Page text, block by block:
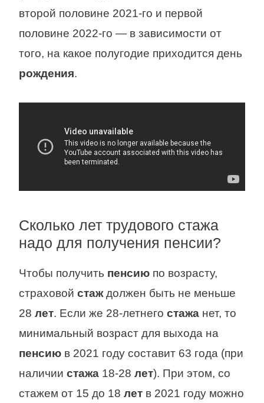
второй половине 2021-го и первой
половине 2022-го — в зависимости от
того, на какое полугодие приходится день
рождения.
Сколько лет трудового стажа
надо для получения пенсии?
Чтобы получить пенсию по возрасту,
страховой стаждолжен быть не меньше
28 лет. Если же 28-летнего стажа нет, то
минимальный возраст для выхода на
пенсию в 2021 году составит 63 года (при
наличии стажа 18-28 лет). При этом, со
стажем от 15 до 18 лет в 2021 году можно